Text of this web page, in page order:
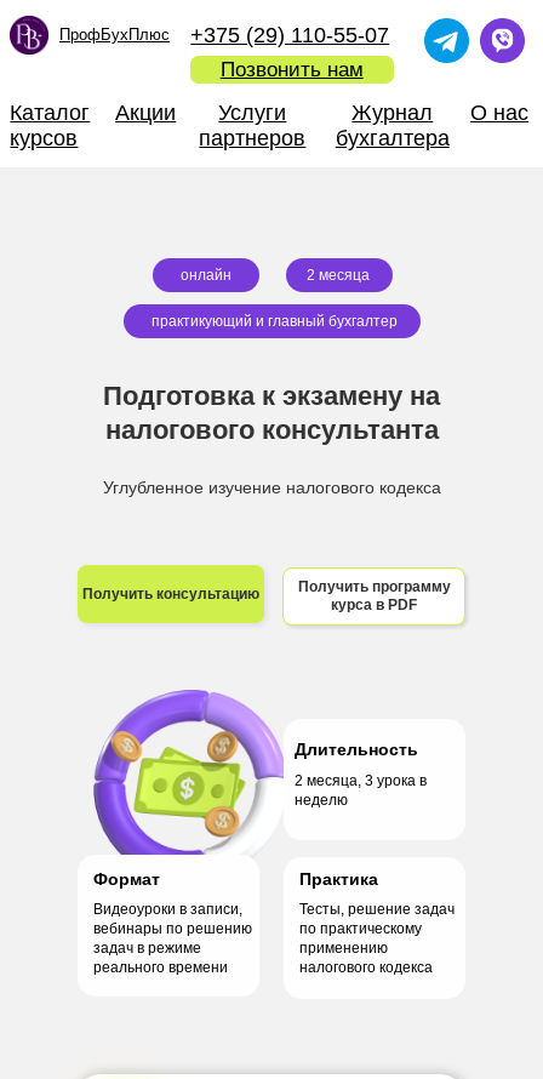
ПрофБухПлюс +375 (29) 110-55-07
Позвонить нам
Услуги
Журнал
О нас
Подготовка к экзамену на
налогового консультанта
практикующий и главный бухгалтер
онлайн 2 месяца
Углубленное изучение налогового кодекса
Получить консультацию
Получить программу
курса в PDF
Длительность
2 месяца, 3 урока в
неделю
Формат
Видеоуроки в записи,
вебинары по решению
задач в режиме
реального времени
Практика
Тесты, решение задач
по практическому
применению
налогового кодекса